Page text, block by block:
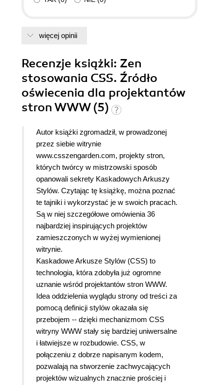
więcej opinii
Recenzje książki: Zen
stosowania CSS. Źródło
oświecenia dla projektantów
stron WWW (5)
Autor książki zgromadził, w prowadzonej
przez siebie witrynie
www.csszengarden.com, projekty stron,
których twórcy w mistrzowski sposób
opanowali sekrety Kaskadowych Arkuszy
Stylów. Czytając tę książkę, można poznać
te tajniki i wykorzystać je w swoich pracach.
Są w niej szczegółowe omówienia 36
najbardziej inspirujących projektów
zamieszczonych w wyżej wymienionej
witrynie.
Kaskadowe Arkusze Stylów (CSS) to
technologia, która zdobyła już ogromne
uznanie wśród projektantów stron WWW.
Idea oddzielenia wyglądu strony od treści za
pomocą definicji stylów okazała się
przebojem -- dzięki mechanizmom CSS
witryny WWW stały się bardziej uniwersalne
i łatwiejsze w rozbudowie. CSS, w
połączeniu z dobrze napisanym kodem,
pozwalają na stworzenie zachwycających
projektów wizualnych znacznie prościej i